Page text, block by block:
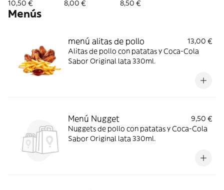
10,50 € 8,00 € 8,50 €
Menús
menú alitas de pollo
13,00 €
Alitas de pollo con patatas y Coca-Cola
Sabor Original lata 330ml.
Menú Nugget
9,50 €
Nuggets de pollo con patatas y Coca-Cola
Sabor Original lata 330ml.